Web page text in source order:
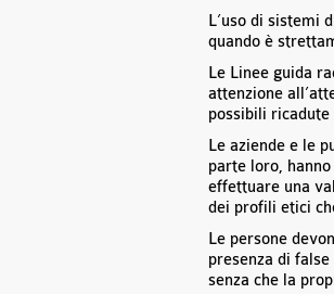
L’uso di sistemi
quando è
Le Linee guida
attenzione
possibili
Le aziende e le
parte loro,
effettuare una
dei profili etici
Le persone
presenza di
senza che la